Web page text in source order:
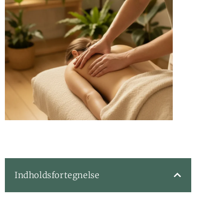
Indholdsfortegnelse